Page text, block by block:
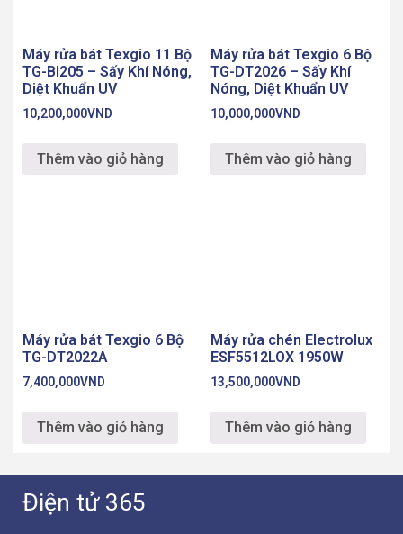
Máy rửa bát Texgio 11 Bộ
TG-BI205 – Sấy Khí Nóng,
Diệt Khuẩn UV
10,200,000VND
Thêm vào giỏ hàng
Máy rửa bát Texgio 6 Bộ
TG-DT2026 – Sấy Khí
Nóng, Diệt Khuẩn UV
10,000,000VND
Thêm vào giỏ hàng
Máy rửa bát Texgio 6 Bộ
TG-DT2022A
7,400,000VND
Thêm vào giỏ hàng
Máy rửa chén Electrolux
ESF5512LOX 1950W
13,500,000VND
Thêm vào giỏ hàng
Điện tử 365